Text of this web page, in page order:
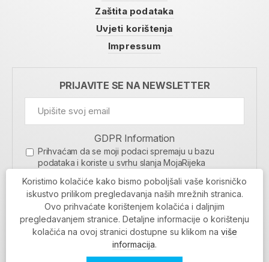
Zaštita podataka
Uvjeti korištenja
Impressum
PRIJAVITE SE NA NEWSLETTER
GDPR Information
Prihvaćam da se moji podaci spremaju u bazu
podataka i koriste u svrhu slanja MojaRijeka
MOJARIJEKA NEWSLETTER
PRIJAVI SE
Koristimo kolačiće kako bismo poboljšali vaše korisničko
iskustvo prilikom pregledavanja naših mrežnih stranica.
Ovo prihvaćate korištenjem kolačića i daljnjim
pregledavanjem stranice. Detaljne informacije o korištenju
kolačića na ovoj stranici dostupne su klikom na više
informacija.